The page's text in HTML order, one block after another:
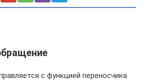
с функцией переносчика